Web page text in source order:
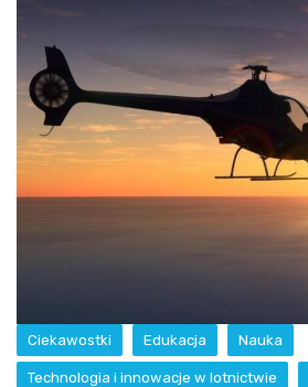
Ciekawostki Edukacja Nauka
Technologia i innowacje w lotnictwie